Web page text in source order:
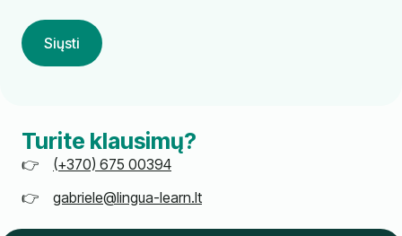
Siųsti
Turite klausimų?
(+370) 675 00394
gabriele@lingua-learn.lt